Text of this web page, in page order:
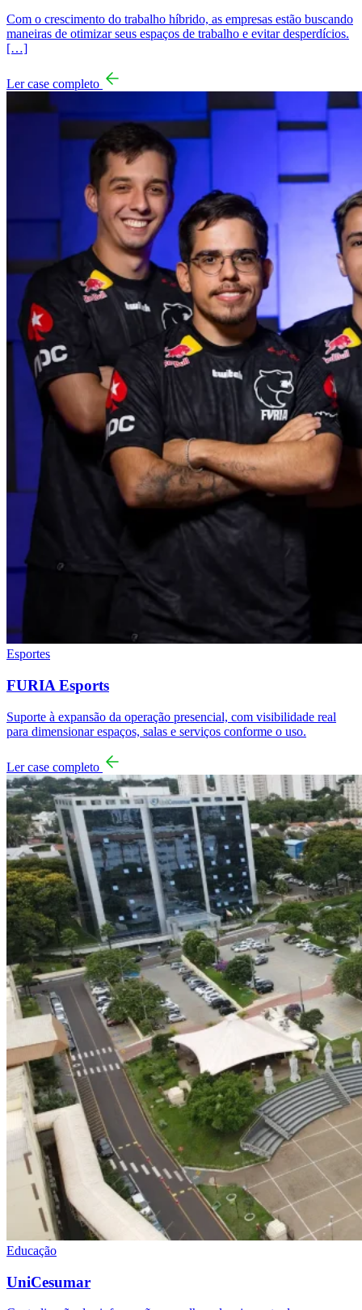
Com o crescimento do trabalho híbrido, as empresas estão buscando
maneiras de otimizar seus espaços de trabalho e evitar desperdícios.
[…]
Ler case completo
Esportes
FURIA Esports
Suporte à expansão da operação presencial, com visibilidade real
para dimensionar espaços, salas e serviços conforme o uso.
Ler case completo
Educação
UniCesumar